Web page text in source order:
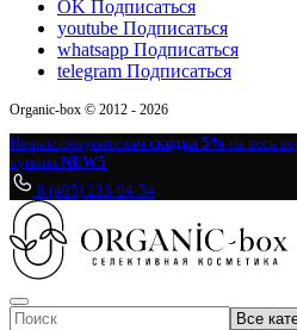
OK Подписаться
youtube Подписаться
whatsapp Подписаться
telegram Подписаться
Organic-box © 2012 - 2026
Новым покупателям скидка 5% на весь
купона NEW5
8 (495) 233-64-54